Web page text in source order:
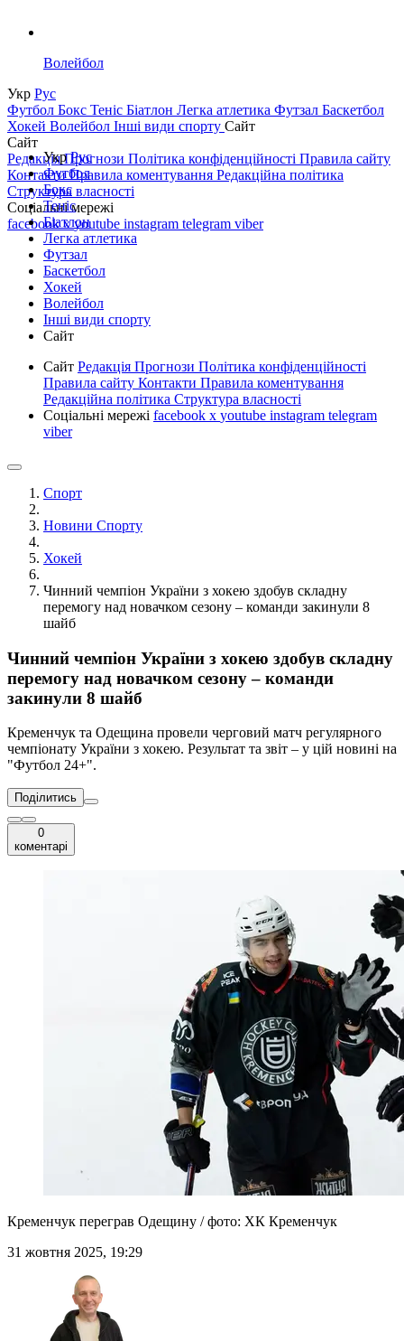
Волейбол
Укр Рус
Футбол Бокс Теніс Біатлон Легка атлетика Футзал Баскетбол
Хокей Волейбол Інші види спорту Сайт
Сайт
РедакціяПрогнози Політика конфіденційності Правила сайту
КонтактиПравила коментування Редакційна політика
Структура власності
Соціальні мережі
facebookxyoutube instagram telegram viber
УкрРус
Футбол
Бокс
Теніс
Біатлон
Легка атлетика
Футзал
Баскетбол
Хокей
Волейбол
Інші види спорту
Сайт
Сайт Редакція Прогнози Політика конфіденційності
Правила сайту Контакти Правила коментування
Редакційна політика Структура власності
Соціальні мережі facebook x youtube instagram telegram
viber
Спорт
Новини Спорту
Хокей
Чинний чемпіон України з хокею здобув складну
перемогу над новачком сезону – команди закинули 8
шайб
Чинний чемпіон України з хокею здобув складну
перемогу над новачком сезону – команди
закинули 8 шайб
Кременчук та Одещина провели черговий матч регулярного
чемпіонату України з хокею. Результат та звіт – у цій новині на
"Футбол 24+".
Поділитись
0
коментарі
Кременчук переграв Одещину / фото: ХК Кременчук
31 жовтня 2025, 19:29